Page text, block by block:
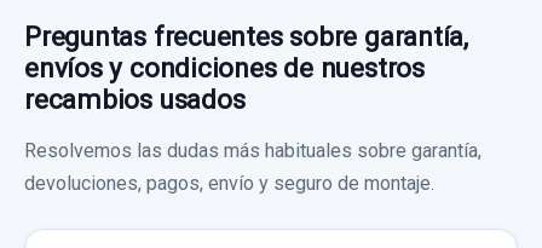
Consultar por whatsapp
usado.
VOLKSWAGEN GOLF VII LIM. ADVANCE
BLUEMOTION TECH.
Garantía 1 año
GUANTERA 5g1857290 usado.
VOLKSWAGEN GOLF VII LIM. ADVANCE
BLUEMOTION TECH.
Garantía 1 año
Preguntas frecuentes sobre garantía,
envíos y condiciones de nuestros
recambios usados
Resolvemos las dudas más habituales sobre garantía,
devoluciones, pagos, envío y seguro de montaje.